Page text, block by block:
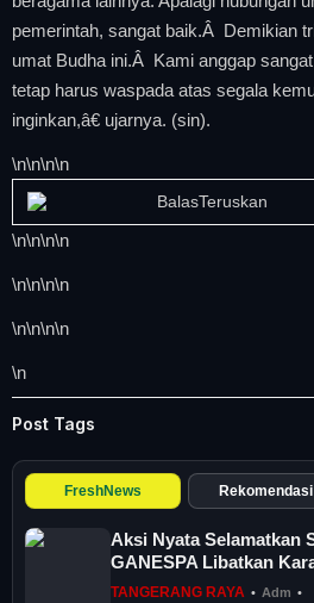
pemerintah, sangat baik.Â Demikian
umat Budha ini.Â Kami anggap
tetap harus waspada atas segala
inginkan,â€ ujarnya. (sin).
\n\n\n\n
BalasTeruskan
\n\n\n\n
\n\n\n\n
\n\n\n\n
\n
Post Tags
FreshNews Rekomendasi
Aksi Nyata Selamatkan
GANESPA Libatkan
Komunitas
TANGERANG RAYA • Adm •